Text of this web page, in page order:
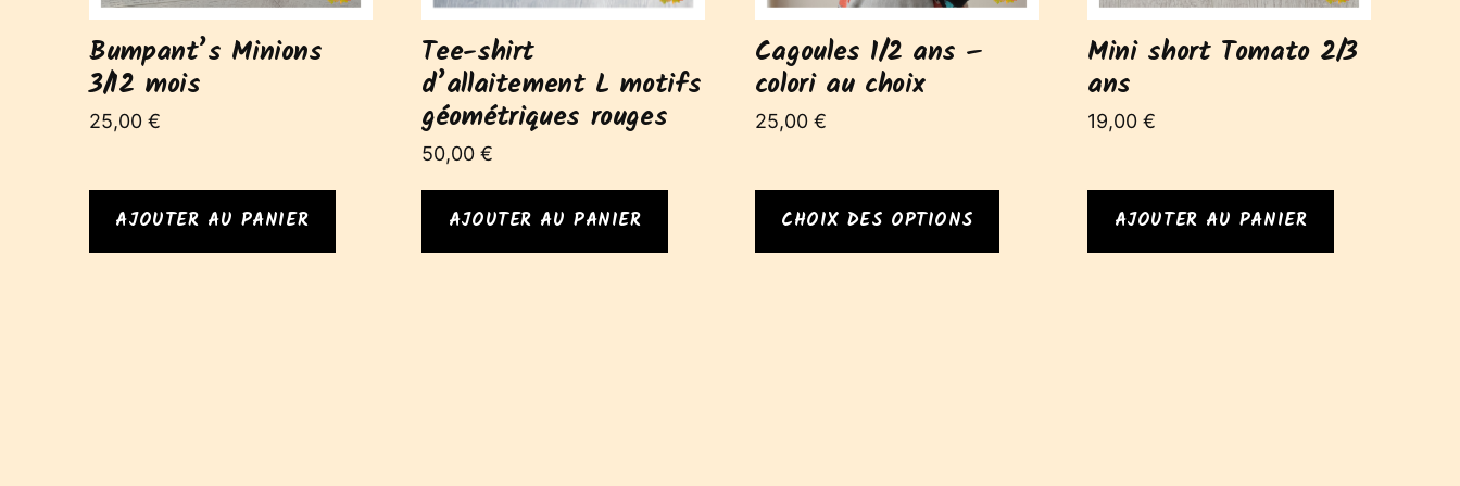
Bumpant’s Minions
3/12 mois
25,00 €
AJOUTER AU PANIER
Tee-shirt
d’allaitement L motifs
géométriques rouges
50,00€
AJOUTER AU PANIER
Cagoules 1/2 ans –
colori au choix
25,00 €
CHOIX DES OPTIONS
choisies
sur
du
Mini short Tomato 2/3
ans
19,00€
AJOUTER AU PANIER